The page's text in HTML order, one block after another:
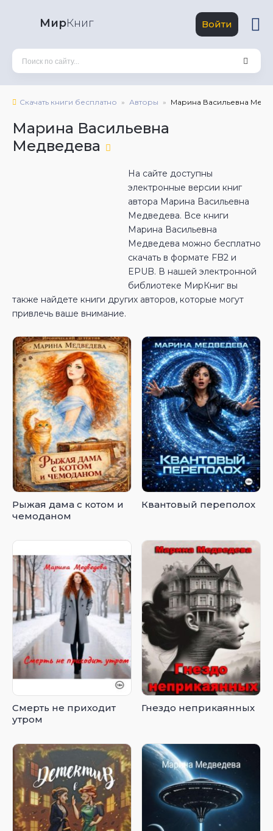
МирКниг Войти
Скачать книги бесплатно Авторы Марина Васильевна
Марина Васильевна
Медведева
На сайте доступны
электронные версии книг
автора Марина Васильевна
Медведева. Все книги
Марина Васильевна
Медведева можно бесплатно
скачать в формате FB2 и
EPUB. В нашей электронной
библиотеке МирКниг вы
также найдете книги других авторов, которые могут
привлечь ваше внимание.
Рыжая дама с котом и
чемоданом
Квантовый переполох
Смерть не приходит
утром
Гнездо неприкаянных